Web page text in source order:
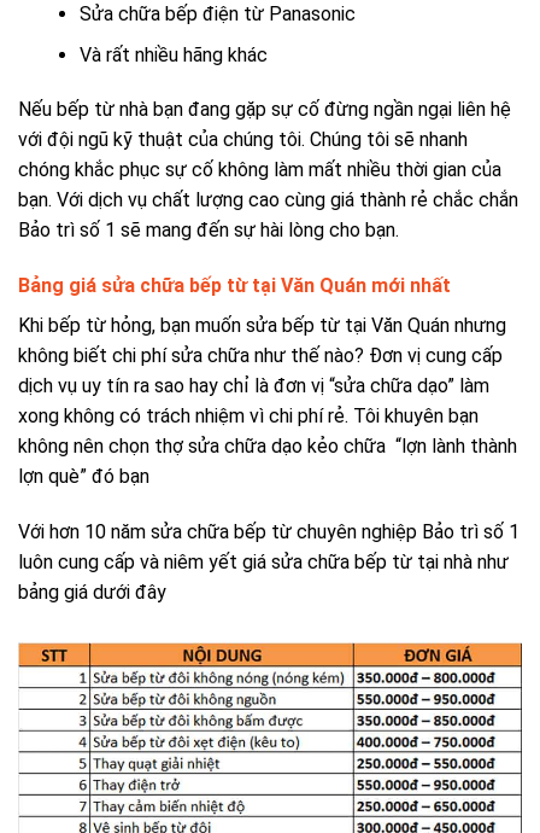
Sửa chữa bếp điện từ Panasonic
Và rất nhiều hãng khác
Nếu bếp từ nhà bạn đang gặp sự cố đừng ngần ngại liên hệ
với đội ngũ kỹ thuật của chúng tôi. Chúng tôi sẽ nhanh
chóng khắc phục sự cố không làm mất nhiều thời gian của
bạn. Với dịch vụ chất lượng cao cùng giá thành rẻ chắc chắn
Bảo trì số 1 sẽ mang đến sự hài lòng cho bạn.
Bảng giá sửa chữa bếp từ tại Văn Quán mới nhất
Khi bếp từ hỏng, bạn muốn sửa bếp từ tại Văn Quán nhưng
không biết chi phí sửa chữa như thế nào? Đơn vị cung cấp
dịch vụ uy tín ra sao hay chỉ là đơn vị “sửa chữa dạo” làm
xong không có trách nhiệm vì chi phí rẻ. Tôi khuyên bạn
không nên chọn thợ sửa chữa dạo kẻo chữa “lợn lành thành
lợn què” đó bạn
Với hơn 10 năm sửa chữa bếp từ chuyên nghiệp Bảo trì số 1
luôn cung cấp và niêm yết giá sửa chữa bếp từ tại nhà như
bảng giá dưới đây